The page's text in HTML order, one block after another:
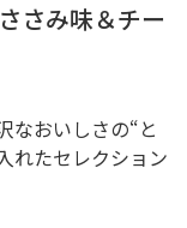
さみ味＆チー
なおいしさの“と
れたセレクション